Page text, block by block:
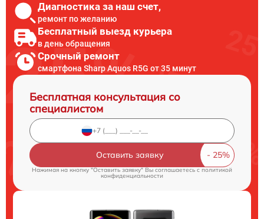
Диагностика за наш счет,
ремонт по желанию
Бесплатный выезд курьера
в день обращения
Срочный ремонт
смартфона Sharp Aquos R5G от 35 минут
Бесплатная консультация со
специалистом
Оставить заявку
Нажимая на кнопку "Оставить заявку" Вы соглашаетесь cполитикой
конфиденциальности